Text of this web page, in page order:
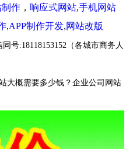
作 ， 响应式网站,手机网站
,APP制作开发,网站改版
号:18118153152（各城市商务人
大概需要多少钱？企业公司网站